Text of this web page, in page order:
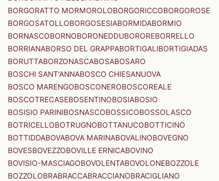
BORGORATTO MORMOROLOBORGORICCOBORGOROSE
BORGOSATOLLOBORGOSESIABORMIDABORMIO
BORNASCOBORNOBORONEDDUBOROREBORRELLO
BORRIANABORSO DEL GRAPPABORTIGALIBORTIGIADAS
BORUTTABORZONASCABOSABOSARO
BOSCHI SANT'ANNABOSCO CHIESANUOVA
BOSCO MARENGOBOSCONEROBOSCOREALE
BOSCOTRECASEBOSENTINOBOSIABOSIO
BOSISIO PARINIBOSNASCOBOSSICOBOSSOLASCO
BOTRICELLOBOTRUGNOBOTTANUCOBOTTICINO
BOTTIDDABOVABOVA MARINABOVALINOBOVEGNO
BOVESBOVEZZOBOVILLE ERNICABOVINO
BOVISIO-MASCIAGOBOVOLENTABOVOLONEBOZZOLE
BOZZOLOBRABRACCABRACCIANOBRACIGLIANO